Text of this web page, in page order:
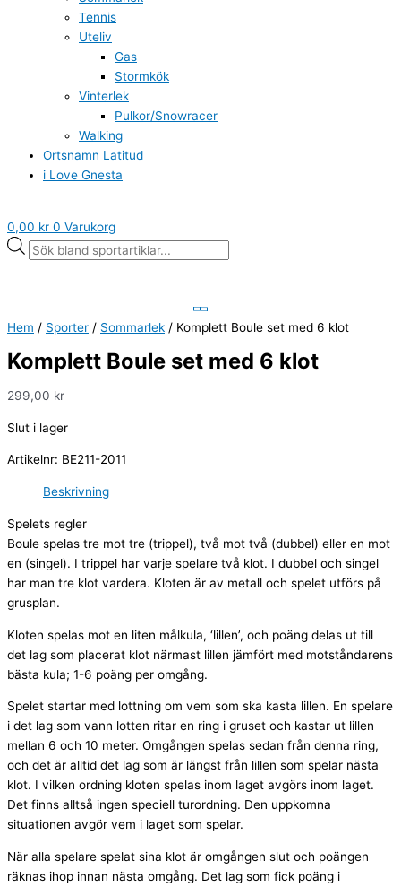
Tennis
Uteliv
Gas
Stormkök
Vinterlek
Pulkor/Snowracer
Walking
Ortsnamn Latitud
i Love Gnesta
0,00 kr 0 Varukorg
Hem / Sporter / Sommarlek / Komplett Boule set med 6 klot
Komplett Boule set med 6 klot
299,00 kr
Slut i lager
Artikelnr: BE211-2011
Beskrivning
Spelets regler
Boule spelas tre mot tre (trippel), två mot två (dubbel) eller en mot
en (singel). I trippel har varje spelare två klot. I dubbel och singel
har man tre klot vardera. Kloten är av metall och spelet utförs på
grusplan.
Kloten spelas mot en liten målkula, ‘lillen’, och poäng delas ut till
det lag som placerat klot närmast lillen jämfört med motståndarens
bästa kula; 1-6 poäng per omgång.
Spelet startar med lottning om vem som ska kasta lillen. En spelare
i det lag som vann lotten ritar en ring i gruset och kastar ut lillen
mellan 6 och 10 meter. Omgången spelas sedan från denna ring,
och det är alltid det lag som är längst från lillen som spelar nästa
klot. I vilken ordning kloten spelas inom laget avgörs inom laget.
Det finns alltså ingen speciell turordning. Den uppkomna
situationen avgör vem i laget som spelar.
När alla spelare spelat sina klot är omgången slut och poängen
räknas ihop innan nästa omgång. Det lag som fick poäng i